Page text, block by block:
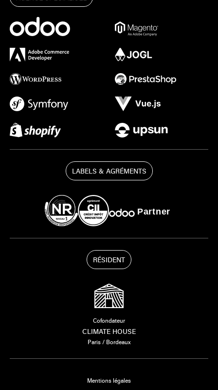
LABELS & AGRÉMENTS
Partner
RÉSIDENT
Cofondateur
CLIMATE HOUSE
Paris / Bordeaux
Mentions légales